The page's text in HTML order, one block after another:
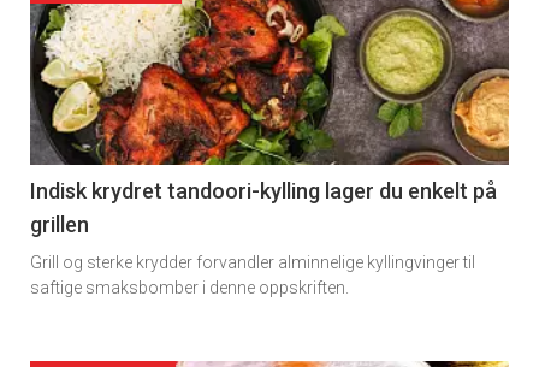
detail
-
section
11
Indisk krydret tandoori-kylling lager du enkelt på
grillen
Grill og sterke krydder forvandler alminnelige kyllingvinger til
saftige smaksbomber i denne oppskriften.